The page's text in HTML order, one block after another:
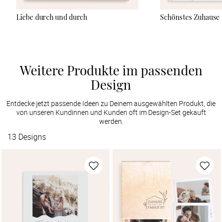
Liebe durch und durch Schönstes Zuhause
Weitere Produkte im passenden
Design
Entdecke jetzt passende Ideen zu Deinem ausgewählten Produkt, die
von unseren Kundinnen und Kunden oft im Design-Set gekauft
werden.
13 Designs